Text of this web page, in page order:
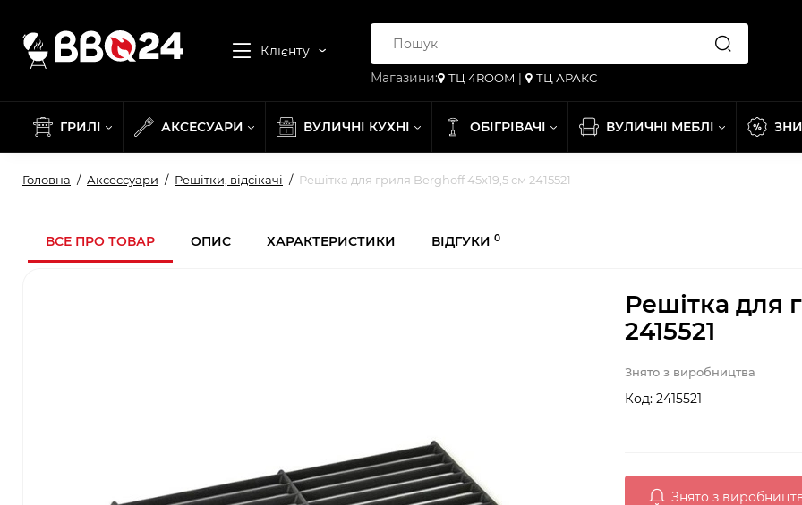
Клієнту
Магазини:
ТЦ 4ROOM | ТЦ АРАКС
ГРИЛІ АКСЕСУАРИ ВУЛИЧНІ КУХНІ ОБІГРІВАЧІ ВУЛИЧНІ МЕБЛІ
Головна Аксессуари Решітки, відсікачі Решітка для гриля Berghoff 45х19,5 см 2415521
ВСЕ ПРО ТОВАР ОПИС ХАРАКТЕРИСТИКИ ВІДГУКИ 0
Решітка для
2415521
Знято з виробництва
Код: 2415521
Знято з